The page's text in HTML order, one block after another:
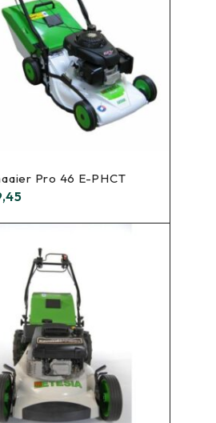
Pro 46 E-PHCT